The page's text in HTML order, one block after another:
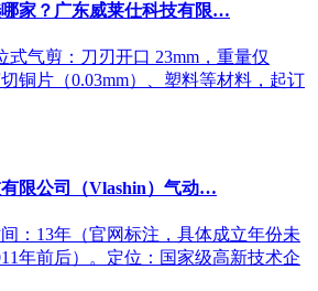
家？广东威莱仕科技有限…
式气剪：刀刃开口 23mm，重量仅
铜片（0.03mm）、塑料等材料，起订
限公司（Vlashin）气动…
：13年（官网标注，具体成立年份未
年前后）。定位：国家级高新技术企